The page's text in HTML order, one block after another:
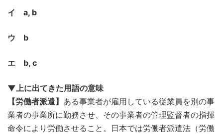
イ a, b
ウ b
エ b, c
▼上に出てきた用語の意味
【労働者派遣】 ある事業者が雇用している従業員を別の事
業者の事業所に勤務させ、その事業者の管理監督者の指揮
命令により労働させること。日本では労働者派遣法（労働